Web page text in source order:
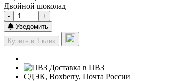
Двойной шоколад
-
+
Уведомить
Купить в 1 клик
Доставка в ПВЗ
СДЭК, Boxberry, Почта России